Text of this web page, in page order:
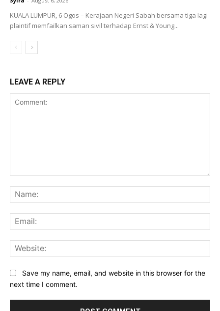
KUALA LUMPUR, 6 Ogos – Kerajaan Negeri Sabah bersama tiga lagi
plaintif memfailkan saman sivil terhadap Ernst & Young...
LEAVE A REPLY
Save my name, email, and website in this browser for the
next time I comment.